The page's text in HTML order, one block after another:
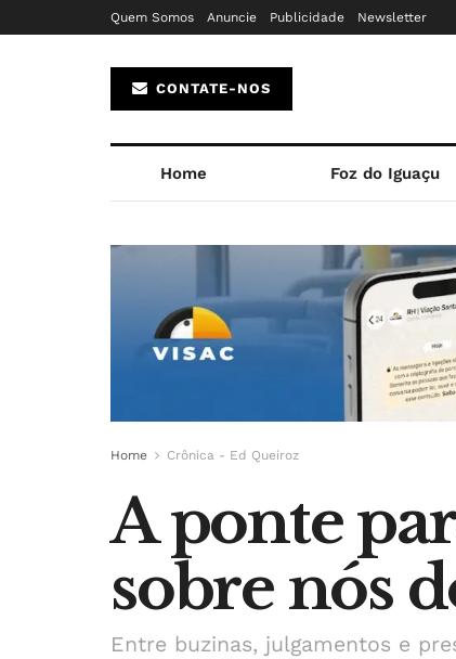
Quem Somos Anuncie Publicidade Newsletter
CONTATE-NOS
Home Foz do Iguaçu
Home Crônica - Ed Queiroz
A ponte
sobre nós
Entre buzinas, julgamentos e